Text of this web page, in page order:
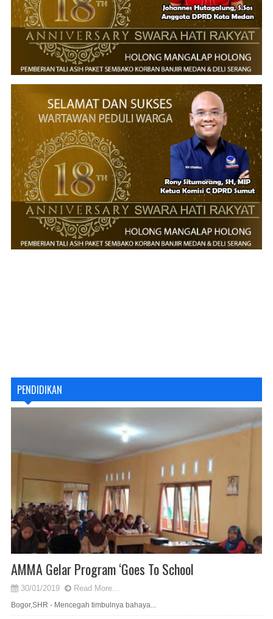
PENDIDIKAN
AMMA Gelar Program ‘Goes To School
30/01/2019 Read More...
Bogor,SHR - Mencegah timbulnya bahaya...